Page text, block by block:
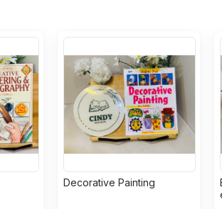
Decorative Painting